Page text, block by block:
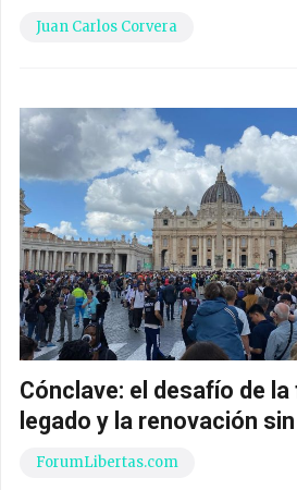
Juan Carlos Corvera
Cónclave: el desafío de la
legado y la renovación
ForumLibertas.com